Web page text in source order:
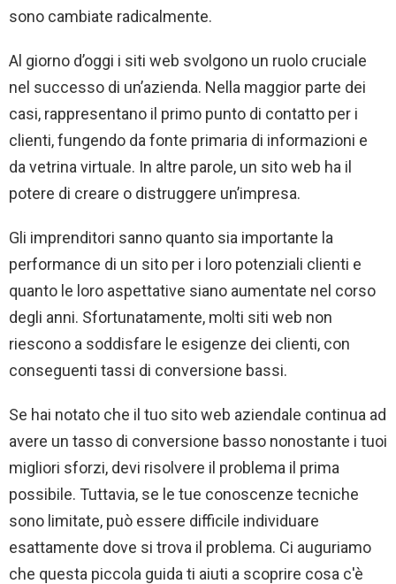
sono cambiate radicalmente.
Al giorno d’oggi i siti web svolgono un ruolo cruciale
nel successo di un’azienda. Nella maggior parte dei
casi, rappresentano il primo punto di contatto per i
clienti, fungendo da fonte primaria di informazioni e
da vetrina virtuale. In altre parole, un sito web ha il
potere di creare o distruggere un’impresa.
Gli imprenditori sanno quanto sia importante la
performance di un sito per i loro potenziali clienti e
quanto le loro aspettative siano aumentate nel corso
degli anni. Sfortunatamente, molti siti web non
riescono a soddisfare le esigenze dei clienti, con
conseguenti tassi di conversione bassi.
Se hai notato che il tuo sito web aziendale continua ad
avere un tasso di conversione basso nonostante i tuoi
migliori sforzi, devi risolvere il problema il prima
possibile. Tuttavia, se le tue conoscenze tecniche
sono limitate, può essere difficile individuare
esattamente dove si trova il problema. Ci auguriamo
che questa piccola guida ti aiuti a scoprire cosa c'è